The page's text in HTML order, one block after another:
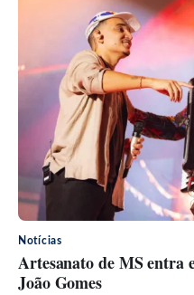
Notícias
Artesanato de MS entra
João Gomes